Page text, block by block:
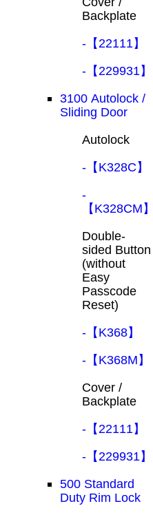
Backplate
-【22111】
-【229931】
3100 Autolock /
Sliding Door
Autolock
-【K328C】
-
【K328CM
Double-
sided Button
(without
Easy
Passcode
Reset)
-【K368】
-【K368M】
Cover /
Backplate
-【22111】
-【229931】
500 Standard
Duty Rim Lock